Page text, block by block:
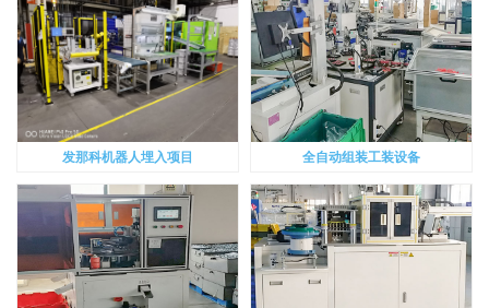
发那科机器人埋入项目 全自动组装工装设备